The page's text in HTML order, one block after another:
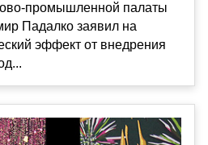
промышленной палаты
Падалко заявил на
эффект от внедрения